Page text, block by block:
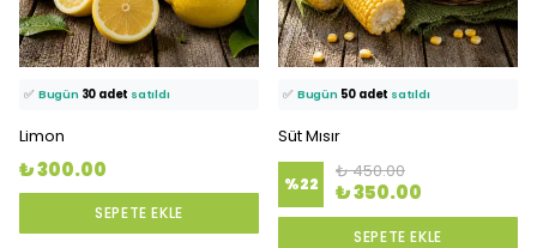
⭐️ Bu ürünü807 kişifavoriledi!
🛒 78 kişisepetine ekledi!
✅ Bugün 30 adet satıldı
Limon
₺ 300.00
SEPETE EKLE
⭐️ Bu ürünü1898 kişifavoriledi!
🛒 89 kişisepetine ekledi!
✅ Bugün 50 adet satıldı
Süt Mısır
%22
₺ 450.00
₺ 350.00
SEPETE EKLE